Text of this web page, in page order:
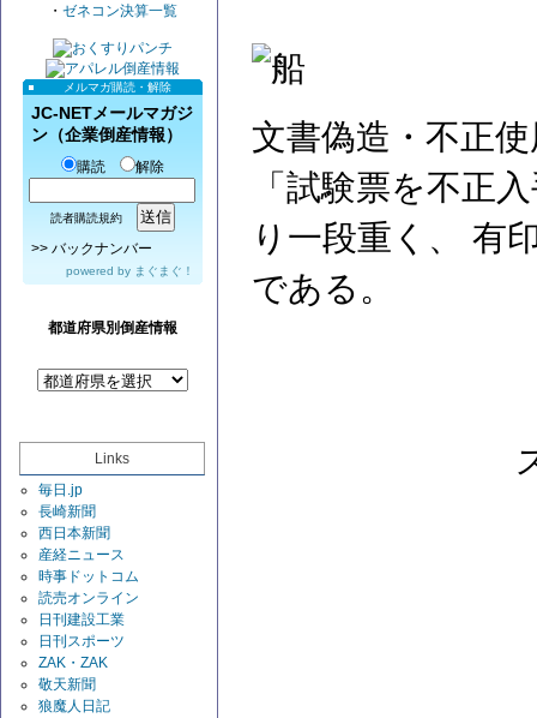
・ ゼネコン決算一覧
メルマガ購読・解除
JC-NETメールマガジ
ン（企業倒産情報）
購読 解除
読者購読規約
>> バックナンバー
powered by まぐまぐ！
都道府県別倒産情報
Links
毎日.jp
長崎新聞
西日本新聞
産経ニュース
時事ドットコム
読売オンライン
日刊建設工業
日刊スポーツ
ZAK・ZAK
敬天新聞
狼魔人日記
文書偽造・不正
「試験票を不正
り一段重く、 有
である。